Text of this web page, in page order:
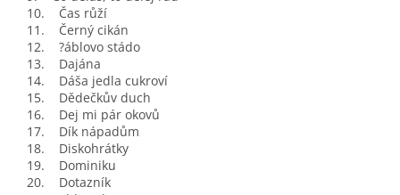
10. Čas růží
11. Černý cikán
12. ?áblovo stádo
13. Dajána
14. Dáša jedla cukroví
15. Dědečkův duch
16. Dej mi pár okovů
17. Dík nápadům
18. Diskohrátky
19. Dominiku
20. Dotazník